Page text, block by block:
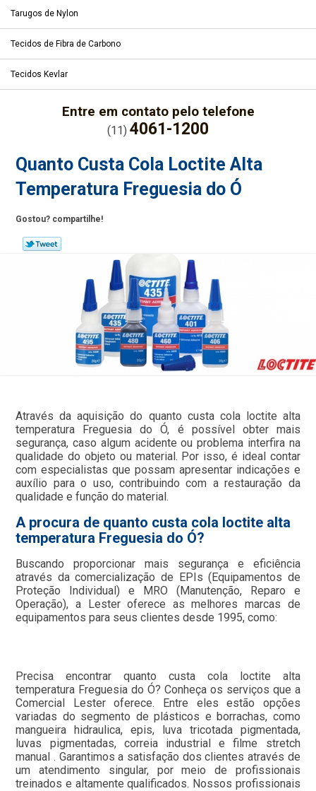
Tarugos de Nylon
Tecidos de Fibra de Carbono
Tecidos Kevlar
Entre em contato pelo telefone
(11) 4061-1200
Quanto Custa Cola Loctite Alta
Temperatura Freguesia do Ó
Gostou? compartilhe!
Através da aquisição do quanto custa cola loctite alta
temperatura Freguesia do Ó, é possível obter mais
segurança, caso algum acidente ou problema interfira na
qualidade do objeto ou material. Por isso, é ideal contar
com especialistas que possam apresentar indicações e
auxílio para o uso, contribuindo com a restauração da
qualidade e função do material.
A procura de quanto custa cola loctite alta
temperatura Freguesia do Ó?
Buscando proporcionar mais segurança e eficiência
através da comercialização de EPIs (Equipamentos de
Proteção Individual) e MRO (Manutenção, Reparo e
Operação), a Lester oferece as melhores marcas de
equipamentos para seus clientes desde 1995, como:
Precisa encontrar quanto custa cola loctite alta
temperatura Freguesia do Ó? Conheça os serviços que a
Comercial Lester oferece. Entre eles estão opções
variadas do segmento de plásticos e borrachas, como
mangueira hidraulica, epis, luva tricotada pigmentada,
luvas pigmentadas, correia industrial e filme stretch
manual . Garantimos a satisfação dos clientes através de
um atendimento singular, por meio de profissionais
treinados e altamente qualificados. Nossos profissionais